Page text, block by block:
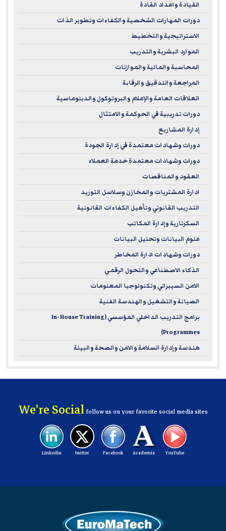
القيادة واعداد القادة
دورات المهارات الشخصية والكفاءات وتطوير الذات
الاستراتيجية والتخطيط
الموارد البشرية والتدريب
المحاسبة والمالية والموازنات
المراجعة والتدقيق والرقابة
العلاقات العامة والإعلام والبروتوكول والدبلوماسية
دورات تدريبية في الحوكمة والامتثال
إدارة المشاريع
دورات وشهادات معتمدة في إدارة الجودة
دورات وشهادات معتمدة خدمة العملاء
العقود والمناقصات
ادارة المشتريات والمخازن وسلاسل التوريد
التدريب القانوني وتأهيل الكفاءات القانونية
السكرتارية وإدارة المكاتب
علوم البيانات وتحليل البيانات
دورات وشهادات ادارة المخاطر
الذكاء الاصطناعي والتحول الرقمي
الامن السيبراني وتكنولوجيا المعلومات
الصيانة والتشغيل والهندسة الفنية
برامج التدريب الداخلي المؤسسي (In-House Training
Programmes)
هندسة وإدارة السلامة والامن والصحة والبيئة
We're Socialfollow us on your favorite social media sites
YouTube
Academia
Facebook
twitter
Linkedin